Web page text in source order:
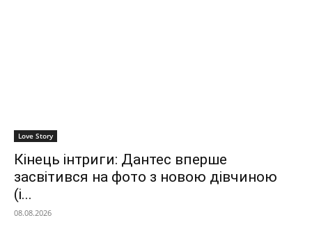
Love Story
Кінець інтриги: Дантес вперше
засвітився на фото з новою дівчиною
(і...
08.08.2026